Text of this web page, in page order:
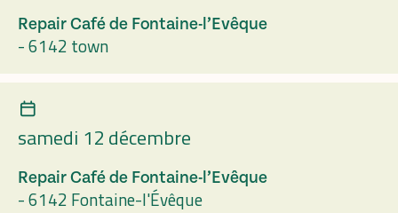
Repair Café de Fontaine-l’Evêque
-6142 town
samedi 12 décembre
Repair Café de Fontaine-l’Evêque
-6142 Fontaine-l'Évêque